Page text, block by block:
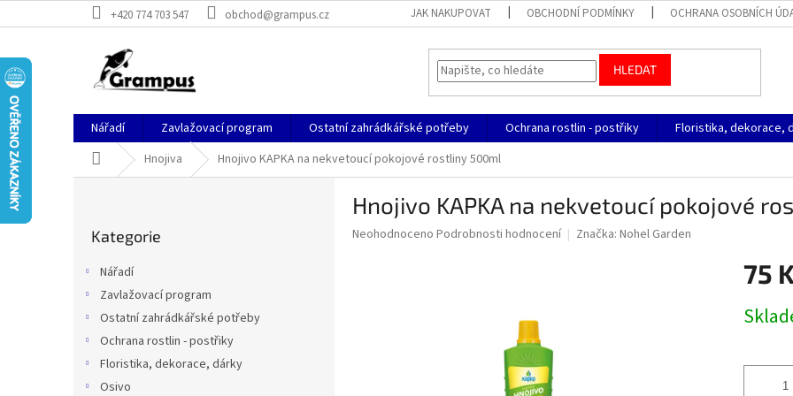
na
+420 774 703 547 obchod@grampus.cz JAK NAKUPOVAT OBCHODNÍ PODMÍNKY OCHRANA OSOBNÍCH
HLEDAT
Nářadí Zavlažovací program Ostatní zahrádkářské potřeby Ochrana rostlin - postřiky Floristika, dekorace,
Domů Hnojiva Hnojivo KAPKA na nekvetoucí pokojové rostliny 500ml
kategorie
Kategorie
Nářadí
Zavlažovací program
Ostatní zahrádkářské potřeby
Ochrana rostlin - postřiky
Floristika, dekorace, dárky
Osivo
Hnojivo KAPKA na nekvetoucí pokojové
Průměrné
Neohodnoceno Podrobnosti hodnocení Značka: Nohel Garden
75
cena: